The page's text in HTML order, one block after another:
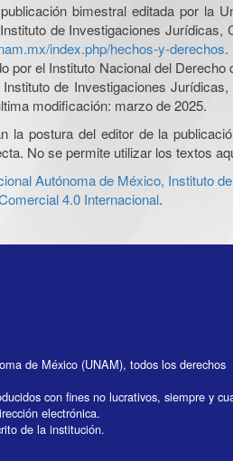
bimestral editada por la
de Investigaciones
index.php/hechos-y-derechos.
el Instituto Nacional del
de Investigaciones
modificación: marzo de 2025.
la postura del editor de la
No se permite utilizar los textos
Autónoma de México, Instituto
4.0 Internacional.
de México (UNAM), todos los derechos
con fines no lucrativos, siempre y
electrónica.
de la institución.